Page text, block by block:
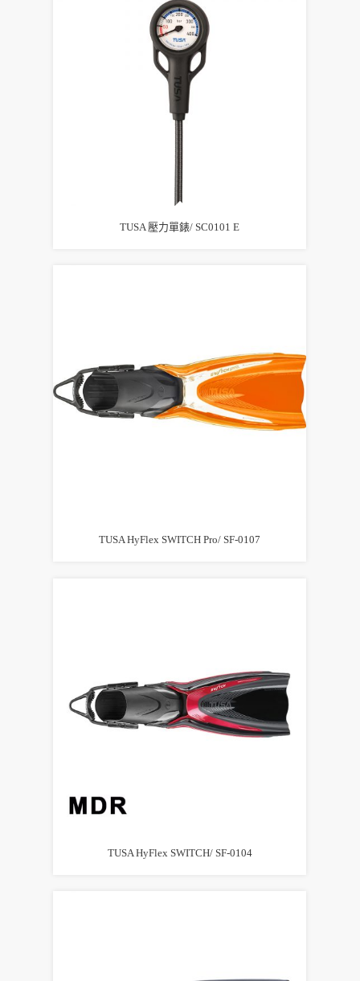
TUSA 壓力單錶/ SC0101 E
TUSA HyFlex SWITCH Pro/ SF-0107
TUSA HyFlex SWITCH/ SF-0104